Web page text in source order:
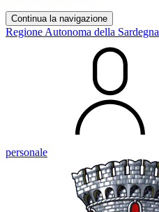
Continua la navigazione
Regione Autonoma della Sardegna
personale